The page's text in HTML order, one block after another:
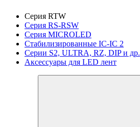
Серия RTW
Серия RS-RSW
Серия MICROLED
Стабилизированные IC-IC 2
Серии S2, ULTRA, RZ, DIP и др.
Аксессуары для LED лент